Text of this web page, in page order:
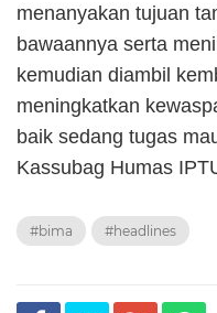
menanyakan tujuan
bawaannya serta
kemudian diambil
meningkatkan
baik sedang tugas
Kassubag Humas
#bima #headlines